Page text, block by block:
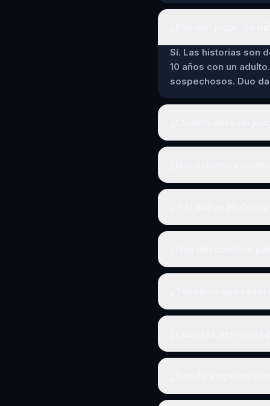
Sí. Las historias son
10 años con un
sospechosos. Duo